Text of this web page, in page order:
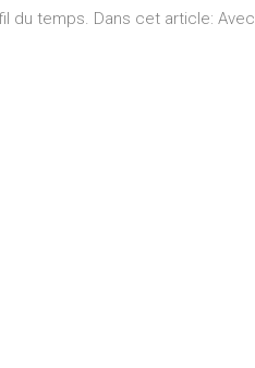
du temps. Dans cet article: Avec